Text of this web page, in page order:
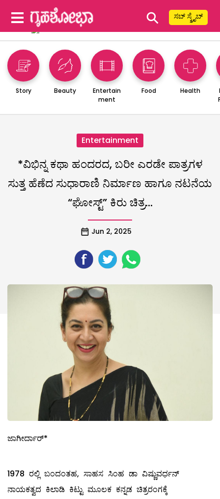
⚲ ಸಬ್ ಸ್ಕ್ರೈಬ್
Story Beauty
Entertain
ment
Food Health
Entertainment
*ವಿಭಿನ್ನ ಕಥಾ ಹಂದರದ, ಬರೀ ಎರಡೇ ಪಾತ್ರಗಳ
ಸುತ್ತ ಹೆಣೆದ ಸುಧಾರಾಣಿ ನಿರ್ಮಾಣ ಹಾಗೂ ನಟನೆಯ
“ಘೋಸ್ಟ್” ಕಿರು ಚಿತ್ರ…
Jun 2, 2025
ಜಾಗೀರ್ದಾರ್*
1978 ರಲ್ಲಿ ಬಂದಂತಹ, ಸಾಹಸ ಸಿಂಹ ಡಾ ವಿಷ್ಣುವರ್ಧನ್
ನಾಯಕತ್ವದ ಕಿಲಾಡಿ ಕಿಟ್ಟು ಮೂಲಕ ಕನ್ನಡ ಚಿತ್ರರಂಗಕ್ಕೆ